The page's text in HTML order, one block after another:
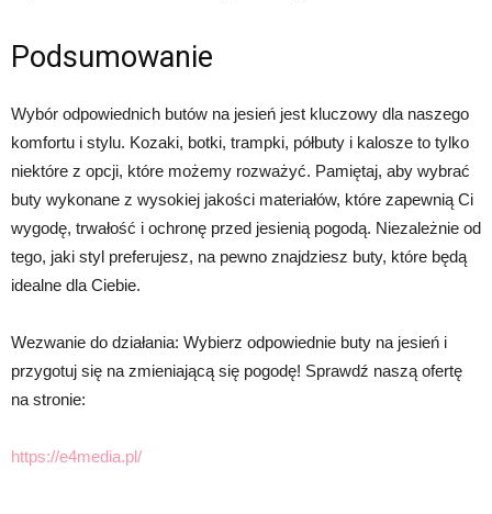
Podsumowanie
Wybór odpowiednich butów na jesień jest kluczowy dla naszego
komfortu i stylu. Kozaki, botki, trampki, półbuty i kalosze to tylko
niektóre z opcji, które możemy rozważyć. Pamiętaj, aby wybrać
buty wykonane z wysokiej jakości materiałów, które zapewnią Ci
wygodę, trwałość i ochronę przed jesienią pogodą. Niezależnie od
tego, jaki styl preferujesz, na pewno znajdziesz buty, które będą
idealne dla Ciebie.
Wezwanie do działania: Wybierz odpowiednie buty na jesień i
przygotuj się na zmieniającą się pogodę! Sprawdź naszą ofertę
na stronie:
https://e4media.pl/